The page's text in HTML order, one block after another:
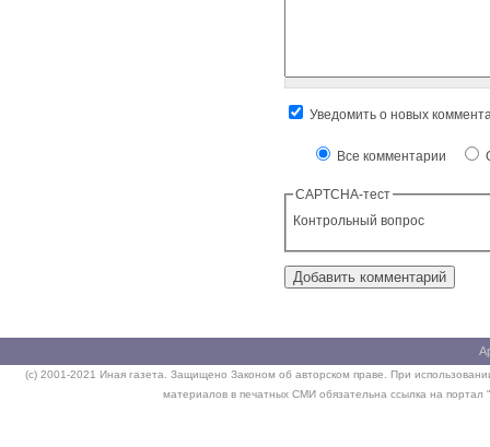
Уведомить о новых
Все комментарии
CAPTCHA-тест
Контрольный вопрос
(c) 2001-2021 Иная газета. Защищено Законом об авторском праве. При
материалов в печатных СМИ обязательна ссылка на